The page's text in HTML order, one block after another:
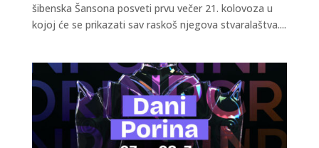
šibenska Šansona posveti prvu večer 21. kolovoza u
kojoj će se prikazati sav raskoš njegova stvaralaštva....